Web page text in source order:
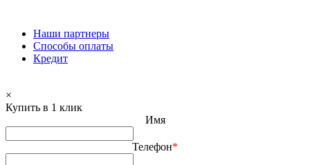
Наши партнеры
Способы оплаты
Кредит
×
Купить в 1 клик
Имя
Телефон*